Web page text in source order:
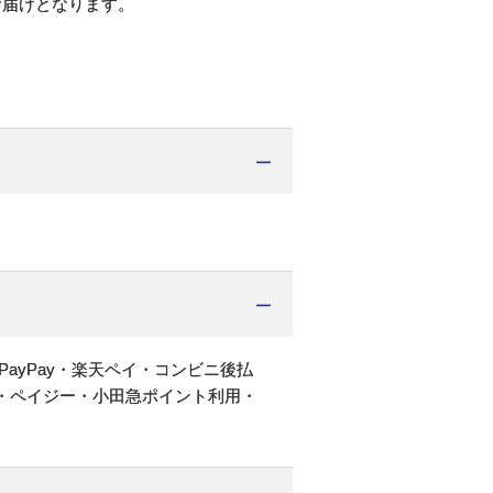
けとなります。
・楽天ペイ・コンビニ後払
イジー・小田急ポイント利用・